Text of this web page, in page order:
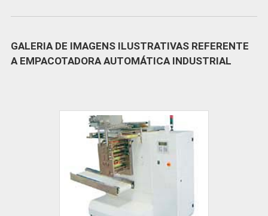
funções adequadamente. Assim, é possível
quando pensamos em uma empresa que
entrega confiança e serviços de qualidade.
Alguns desses motivos são: Equipe
multidisciplinar de consultores associados;
Profissionais com vasta experiência na
área de atuação; Escritório de alta
qualidade onde são realizadas as
REPARO DE VALVULA
internet por reparo de válvula termostática
para compressor parafuso em uma empresa
disponibilizando tudo que há de mais atual
para garantir a qualidade final para cada
cliente.Ainda com uma visão analítica sobre
reparo de valvula termostatica para
compressor parafuso, na essência da
empresa, a mesma deve prezar pelos
produtos e serviços com ótima qualidade e
GALERIA DE IMAGENS ILUSTRATIVAS REFERENTE
A EMPACOTADORA AUTOMÁTICA INDUSTRIAL